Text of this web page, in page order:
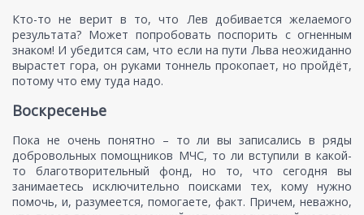
Кто-то не верит в то, что Лев добивается желаемого
результата? Может попробовать поспорить с огненным
знаком! И убедится сам, что если на пути Льва неожиданно
вырастет гора, он руками тоннель прокопает, но пройдёт,
потому что ему туда надо.
Воскресенье
Пока не очень понятно – то ли вы записались в ряды
добровольных помощников МЧС, то ли вступили в какой-
то благотворительный фонд, но то, что сегодня вы
занимаетесь исключительно поисками тех, кому нужно
помочь, и, разумеется, помогаете, факт. Причем, неважно,